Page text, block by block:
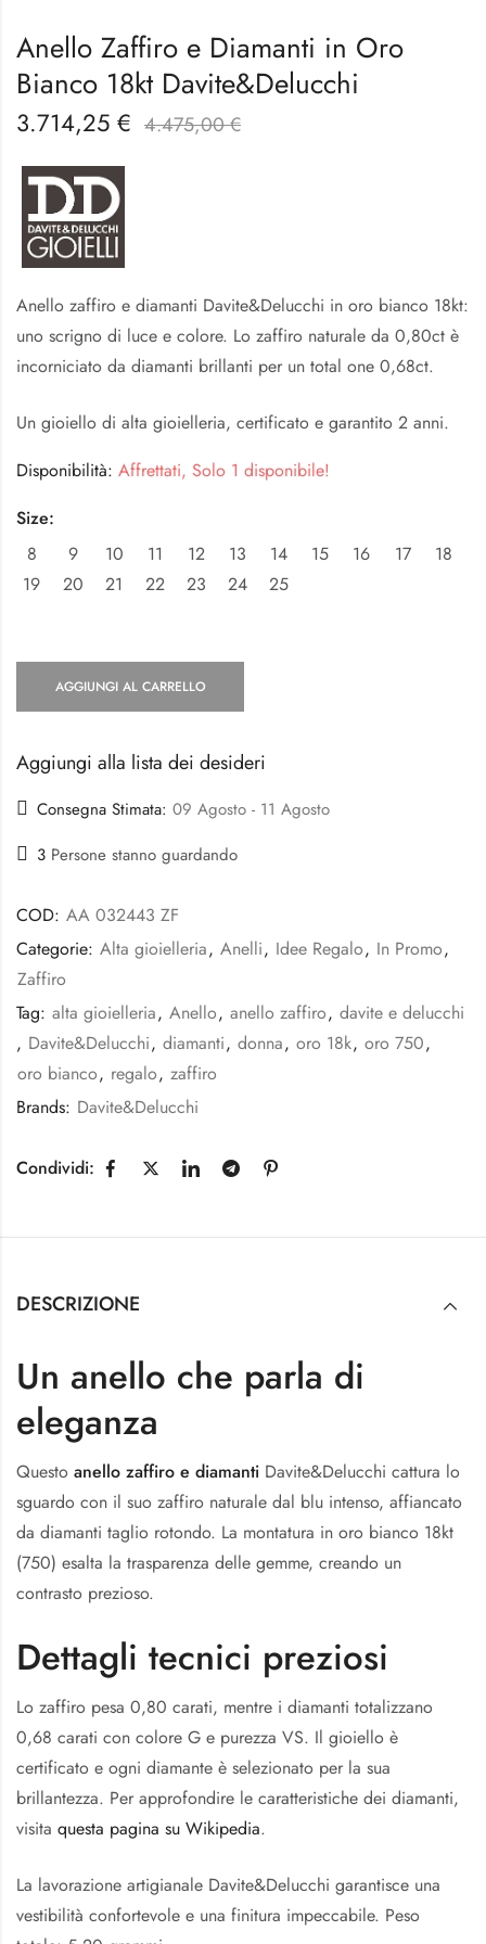
Anello Zaffiro e Diamanti in Oro
Bianco 18kt Davite&Delucchi
3.714,25 € 4.475,00€
Anello zaffiro e diamanti Davite&Delucchi in oro bianco 18kt:
uno scrigno di luce e colore. Lo zaffiro naturale da 0,80ct è
incorniciato da diamanti brillanti per un total one 0,68ct.
Un gioiello di alta gioielleria, certificato e garantito 2 anni.
Disponibilità: Affrettati, Solo 1 disponibile!
Size:
8
9 10 11 12 13 14 15 16 17
18
19
20 21 22 23 24 25
AGGIUNGI AL CARRELLO
Aggiungi alla lista dei desideri
Consegna Stimata: 09 Agosto - 11 Agosto
3 Persone stanno guardando
COD: AA 032443 ZF
Categorie: Alta gioielleria, Anelli, Idee Regalo, In Promo,
Zaffiro
Tag: alta gioielleria, Anello, anello zaffiro, davite e delucchi
, Davite&Delucchi, diamanti, donna, oro 18k, oro 750,
oro bianco, regalo, zaffiro
Brands: Davite&Delucchi
Condividi:
DESCRIZIONE
Un anello che parla di
eleganza
Questo anello zaffiro e diamanti Davite&Delucchi cattura lo
sguardo con il suo zaffiro naturale dal blu intenso, affiancato
da diamanti taglio rotondo. La montatura in oro bianco 18kt
(750) esalta la trasparenza delle gemme, creando un
contrasto prezioso.
Dettagli tecnici preziosi
Lo zaffiro pesa 0,80 carati, mentre i diamanti totalizzano
0,68 carati con colore G e purezza VS. Il gioiello è
certificato e ogni diamante è selezionato per la sua
brillantezza. Per approfondire le caratteristiche dei diamanti,
visita questa pagina su Wikipedia.
La lavorazione artigianale Davite&Delucchi garantisce una
vestibilità confortevole e una finitura impeccabile. Peso